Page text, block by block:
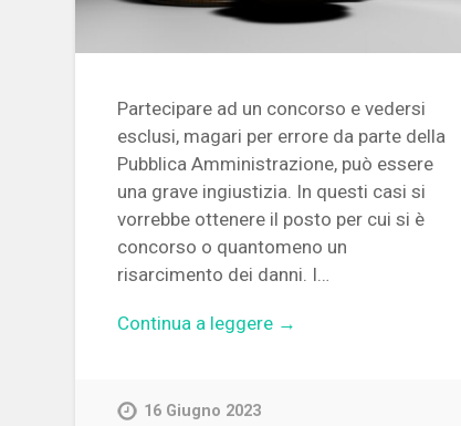
Partecipare ad un concorso e vedersi
esclusi, magari per errore da parte della
Pubblica Amministrazione, può essere
una grave ingiustizia. In questi casi si
vorrebbe ottenere il posto per cui si è
concorso o quantomeno un
risarcimento dei danni. I…
Continua a leggere →
16 Giugno 2023